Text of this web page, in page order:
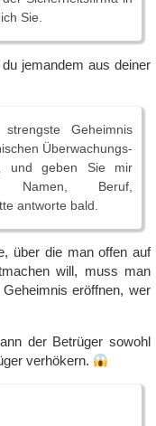
Sie.
jemandem aus deiner
Geheimnis
Überwachungs-
und geben Sie mir
Namen, Beruf,
antworte bald.
über die man offen auf
will, muss man
eröffnen, wer
der Betrüger sowohl
verhökern.